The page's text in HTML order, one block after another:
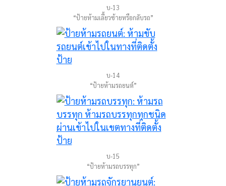
บ-13
“ป้ายห้ามเลี้ยวซ้ายหรือกลับรถ”
บ-14
“ป้ายห้ามรถยนต์”
บ-15
“ป้ายห้ามรถบรรทุก”